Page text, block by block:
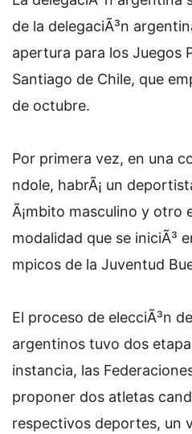
de la delegaciÃ³n
apertura para los Juegos
Santiago de Chile, que
de octubre.
Por primera vez, en una
ndole, habrÃ¡ un
Ã¡mbito masculino y otro
modalidad que se iniciÃ³
mpicos de la Juventud
El proceso de elecciÃ³n
argentinos tuvo dos
instancia, las
proponer dos atletas
respectivos deportes, un